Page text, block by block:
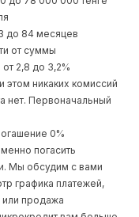
до 84 месяцев
от суммы
2,8 до 3,2%
никаких комиссий
нет. Первоначальный
0%
погасить
Мы обсудим с вами
графика платежей,
или продажа